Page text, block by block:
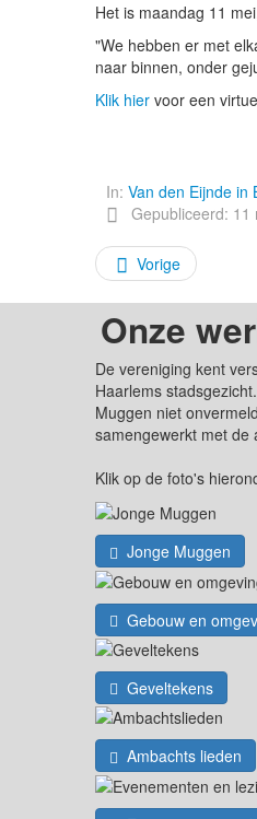
Het is maandag 11
"We hebben er met
naar binnen, onder
Klik hier voor een
In: Van den Eijnde in
Gepubliceerd: 11
Vorige
Onze
De vereniging kent
Haarlems
Muggen niet
samengewerkt met de
Klik op de foto's
Jonge Muggen
Gebouw en
Geveltekens
Ambachts lieden